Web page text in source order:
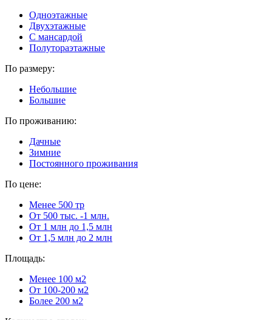
Одноэтажные
Двухэтажные
С мансардой
Полутораэтажные
По размеру:
Небольшие
Большие
По проживанию:
Дачные
Зимние
Постоянного проживания
По цене:
Менее 500 тр
От 500 тыс. -1 млн.
От 1 млн до 1,5 млн
От 1,5 млн до 2 млн
Площадь:
Менее 100 м2
От 100-200 м2
Более 200 м2